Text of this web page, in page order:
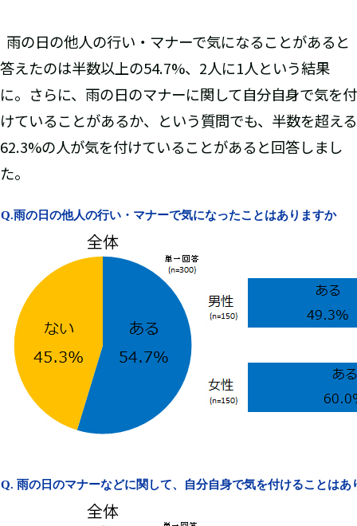
雨の日の他人の行い・マナーで気になることがあると
答えたのは半数以上の54.7%、2人に1人という結果
に。さらに、雨の日のマナーに関して自分自身で気を付
けていることがあるか、という質問でも、半数を超える
62.3%の人が気を付けていることがあると回答しまし
た。
Q.雨の日の他人の行い・マナーで気になったことはありますか
Q. 雨の日のマナーなどに関して、自分自身で気を付けることはあ